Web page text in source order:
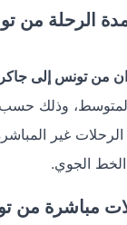
من تونس
إلى جاكرتا
وذلك حسب عدد
غير المباشرة هي
من تونس